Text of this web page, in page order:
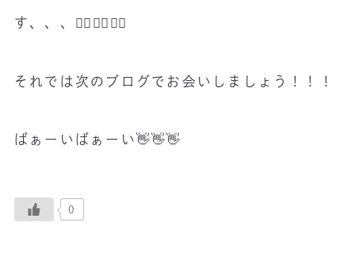
す、、、🙇‍♀️🙇‍♀️🙇‍♀️
それでは次のブログでお会いしましょう！！！
ばぁーいばぁーい👋👋👋
0